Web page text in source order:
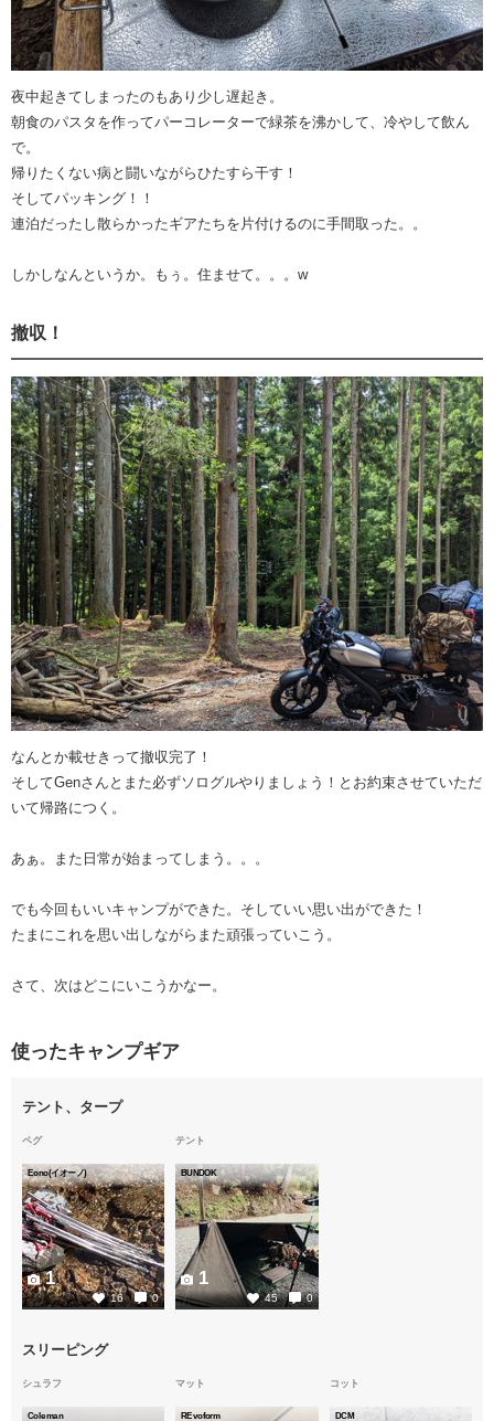
夜中起きてしまったのもあり少し遅起き。
朝食のパスタを作ってパーコレーターで緑茶を沸かして、冷やして飲ん
で。
帰りたくない病と闘いながらひたすら干す！
そしてパッキング！！
連泊だったし散らかったギアたちを片付けるのに手間取った。。
しかしなんというか。もぅ。住ませて。。。w
撤収！
なんとか載せきって撤収完了！
そしてGenさんとまた必ずソログルやりましょう！とお約束させていただ
いて帰路につく。
あぁ。また日常が始まってしまう。。。
でも今回もいいキャンプができた。そしていい思い出ができた！
たまにこれを思い出しながらまた頑張っていこう。
さて、次はどこにいこうかなー。
使ったキャンプギア
テント、タープ
ペグ
Eono(イオーノ)
16 0
1
テント
BUNDOK
45 0
1
スリーピング
シュラフ
Coleman
マット
REvoform
コット
DCM